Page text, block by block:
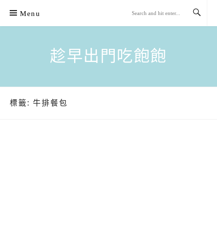
content
Menu
趁早出門吃飽飽
標籤: 牛排餐包